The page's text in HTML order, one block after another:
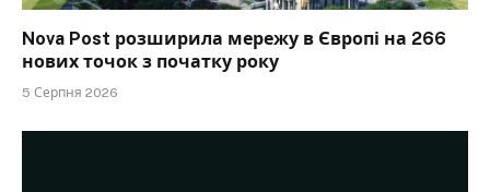
Nova Post розширила мережу в Європі на 266
нових точок з початку року
5 Серпня 2026